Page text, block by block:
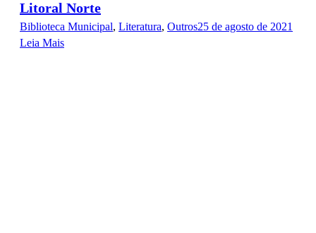
Litoral Norte
Biblioteca Municipal, Literatura, Outros25 de agosto de 2021
Leia Mais